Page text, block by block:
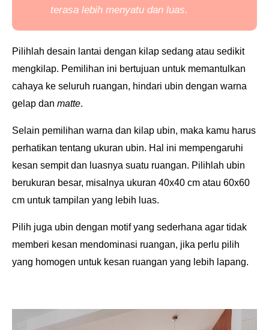
terasa lebih menyatu dan luas.
Pilihlah desain lantai dengan kilap sedang atau sedikit
mengkilap. Pemilihan ini bertujuan untuk memantulkan
cahaya ke seluruh ruangan, hindari ubin dengan warna
gelap dan matte.
Selain pemilihan warna dan kilap ubin, maka kamu harus
perhatikan tentang ukuran ubin. Hal ini mempengaruhi
kesan sempit dan luasnya suatu ruangan. Pilihlah ubin
berukuran besar, misalnya ukuran 40x40 cm atau 60x60
cm untuk tampilan yang lebih luas.
Pilih juga ubin dengan motif yang sederhana agar tidak
memberi kesan mendominasi ruangan, jika perlu pilih
yang homogen untuk kesan ruangan yang lebih lapang.